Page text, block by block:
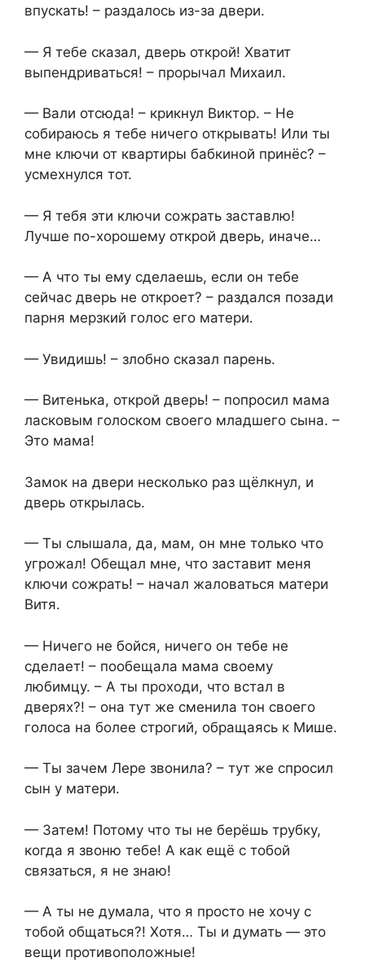
впускать! – раздалось из-за двери.
— Я тебе сказал, дверь открой! Хватит
выпендриваться! – прорычал Михаил.
— Вали отсюда! – крикнул Виктор. – Не
собираюсь я тебе ничего открывать! Или ты
мне ключи от квартиры бабкиной принёс? –
усмехнулся тот.
— Я тебя эти ключи сожрать заставлю!
Лучше по-хорошему открой дверь, иначе…
— А что ты ему сделаешь, если он тебе
сейчас дверь не откроет? – раздался позади
парня мерзкий голос его матери.
— Увидишь! – злобно сказал парень.
— Витенька, открой дверь! – попросил мама
ласковым голоском своего младшего сына. –
Это мама!
Замок на двери несколько раз щёлкнул, и
дверь открылась.
— Ты слышала, да, мам, он мне только что
угрожал! Обещал мне, что заставит меня
ключи сожрать! – начал жаловаться матери
Витя.
— Ничего не бойся, ничего он тебе не
сделает! – пообещала мама своему
любимцу. – А ты проходи, что встал в
дверях?! – она тут же сменила тон своего
голоса на более строгий, обращаясь к Мише.
— Ты зачем Лере звонила? – тут же спросил
сын у матери.
— Затем! Потому что ты не берёшь трубку,
когда я звоню тебе! А как ещё с тобой
связаться, я не знаю!
— А ты не думала, что я просто не хочу с
тобой общаться?! Хотя… Ты и думать — это
вещи противоположные!